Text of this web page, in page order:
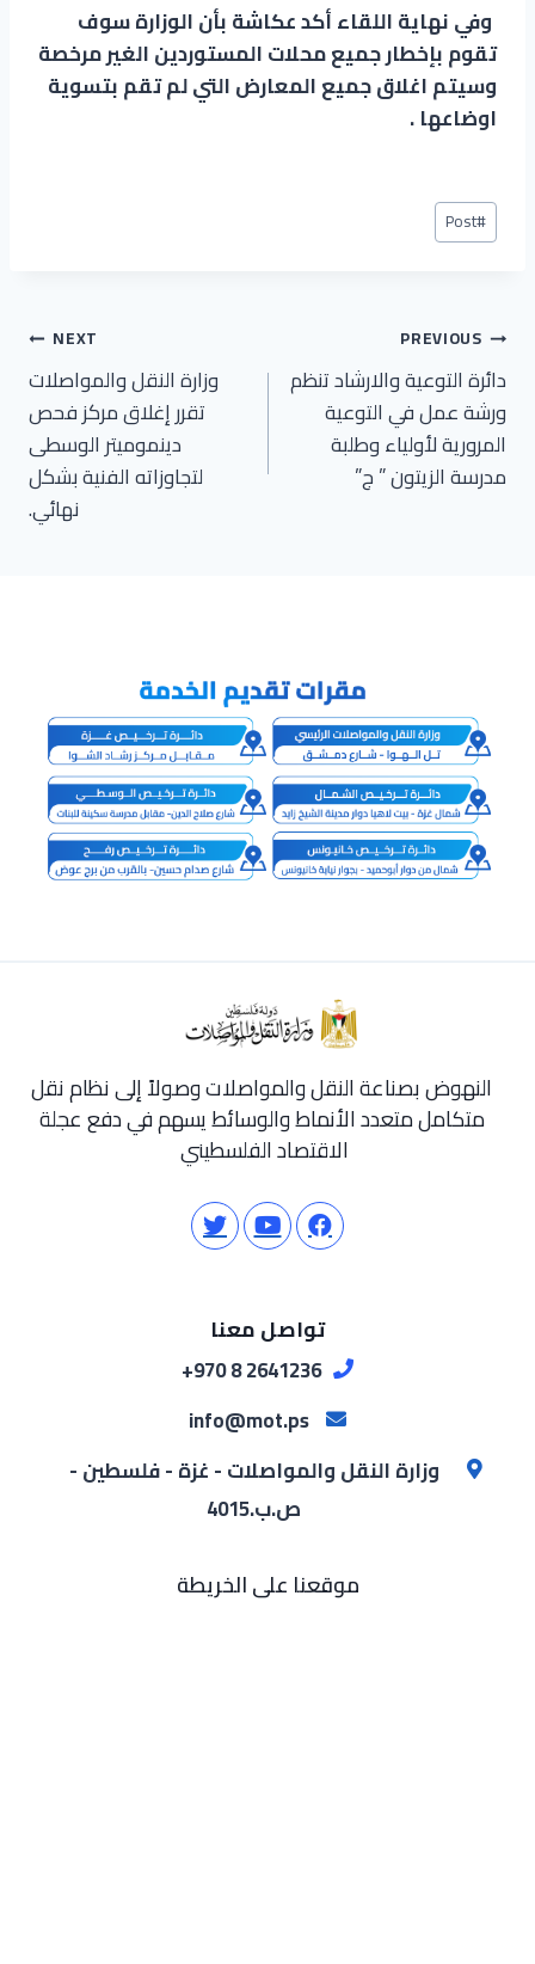
وفي نهاية اللقاء أكد عكاشة بأن الوزارة سوف
تقوم بإخطار جميع محلات المستوردين الغير مرخصة
وسيتم اغلاق جميع المعارض التي لم تقم بتسوية
اوضاعها .
Post
Tags:
#
Post
تصفّح
المقالات
PREVIOUS
دائرة التوعية والارشاد تنظم
ورشة عمل في التوعية
المرورية لأولياء وطلبة
مدرسة الزيتون ” ج”
NEXT
وزارة النقل والمواصلات
تقرر إغلاق مركز فحص
دينموميتر الوسطى
لتجاوزاته الفنية بشكل
نهائي.
النهوض بصناعة النقل والمواصلات وصولاً إلى نظام نقل
متكامل متعدد الأنماط والوسائط يسهم في دفع عجلة
الاقتصاد الفلسطيني
تواصل معنا
2641236 8 970+
وزارة النقل والمواصلات - غزة - فلسطين -
ص.ب.4015
موقعنا على الخريطة